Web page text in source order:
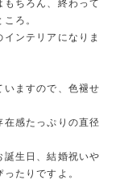
ちろん、終わって
ろ。
ンテリアになりま
いますので、色褪せ
感たっぷりの直径
誕生日、結婚祝いや
たりですよ。